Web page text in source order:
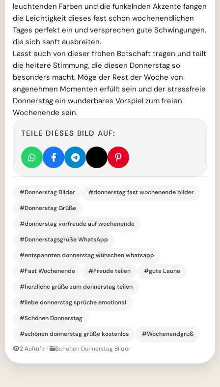
leuchtenden Farben und die funkelnden Akzente fangen
die Leichtigkeit dieses fast schon wochenendlichen
Tages perfekt ein und versprechen gute Schwingungen,
die sich sanft ausbreiten.
Lasst euch von dieser frohen Botschaft tragen und teilt
die heitere Stimmung, die diesen Donnerstag so
besonders macht. Möge der Rest der Woche von
angenehmen Momenten erfüllt sein und der stressfreie
Donnerstag ein wunderbares Vorspiel zum freien
Wochenende sein.
TEILE DIESES BILD AUF:
#Donnerstag Bilder
#donnerstag fast wochenende bilder
#Donnerstag Grüße
#donnerstag vorfreude auf wochenende
#Donnerstagsgrüße WhatsApp
#entspannten donnerstag wünschen whatsapp
#Fast Wochenende
#Freude teilen
#gute Laune
#herzliche grüße zum donnerstag teilen
#liebe donnerstag sprüche emotional
#Schönen Donnerstag
#schönen donnerstag grüße kostenlos
#Wochenendgruß
2 Aufrufe · Schönen Donnerstag Bilder